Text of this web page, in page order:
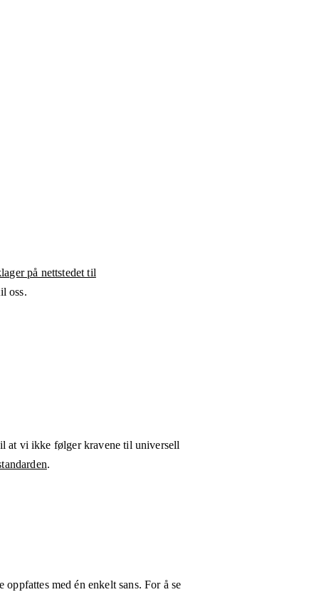
på nettstedet til
oss.
at vi ikke følger kravene til universell
.
med én enkelt sans. For å se